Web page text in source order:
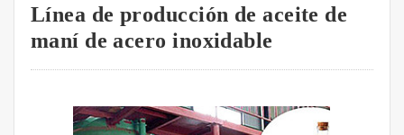
Línea de producción de aceite de
maní de acero inoxidable